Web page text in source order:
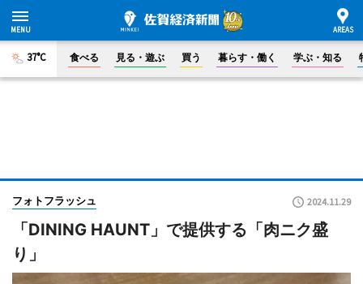
37°C 食べる 見る・遊ぶ 買う 暮らす・働く 学ぶ・知る
フォトフラッシュ 2024.11.29
「DINING HAUNT」で提供する「肉ニク盛
り」